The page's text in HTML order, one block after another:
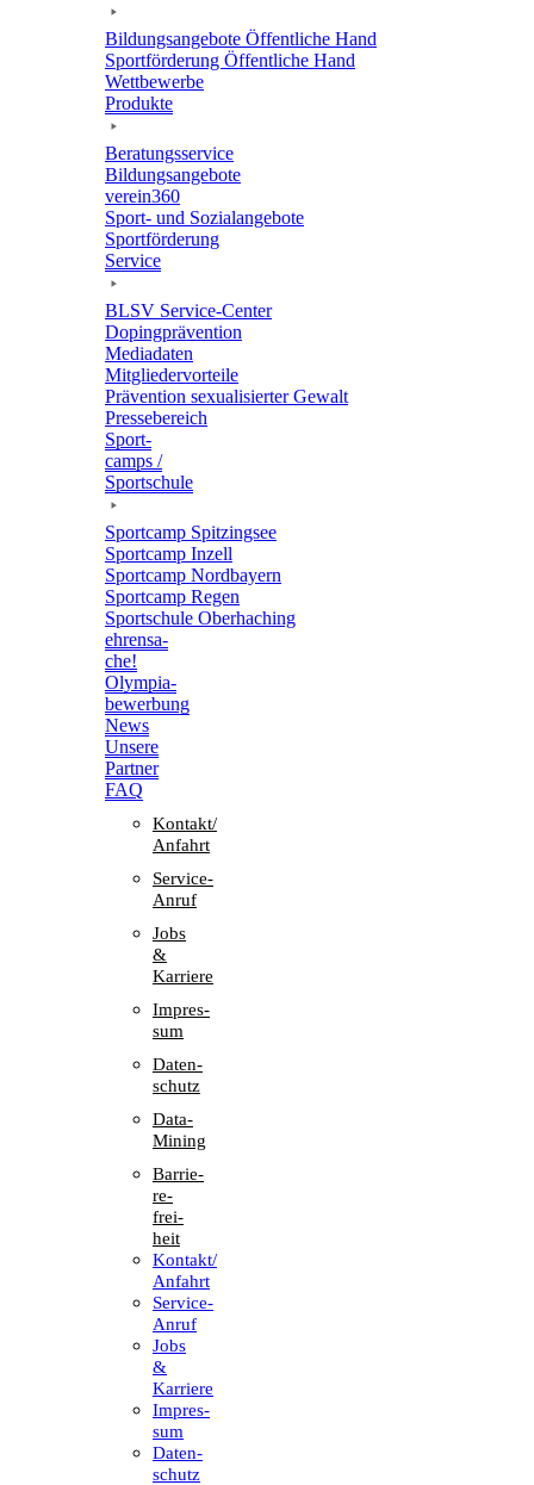
Bildungs­an­ge­bote Öffent­li­che Hand
Sport­för­de­rung Öffent­li­che Hand
Wett­be­werbe
Produkte
Bera­tungs­ser­vice
Bildungs­an­ge­bote
verein360
Sport- und Sozialangebote
Sport­för­de­rung
Service
BLSV Service-Center
Doping­prä­ven­tion
Media­da­ten
Mitglie­der­vor­teile
Präven­tion sexua­li­sier­ter Gewalt
Pres­se­be­reich
Sport­
camps /
Sportschule
Sport­camp Spitzingsee
Sport­camp Inzell
Sport­camp Nordbayern
Sport­camp Regen
Sport­schule Oberhaching
ehren­sa­
che!
Olym­pia­
be­wer­bung
News
Unsere
Part­ner
FAQ
Kontakt/​​
Anfahrt
Service-
Anruf
Jobs
&
Karriere
Impres­
sum
Daten­
schutz
Data-
Mining
Barrie­
re­
frei­
heit
Kontakt/​​
Anfahrt
Service-
Anruf
Jobs
&
Karriere
Impres­
sum
Daten­
schutz